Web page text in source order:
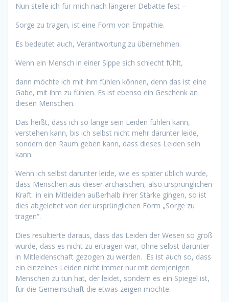
Nun stelle ich für mich nach längerer Debatte fest –
Sorge zu tragen, ist eine Form von Empathie.
Es bedeutet auch, Verantwortung zu übernehmen.
Wenn ein Mensch in einer Sippe sich schlecht fühlt,
dann möchte ich mit ihm fühlen können, denn das ist eine
Gabe, mit ihm zu fühlen. Es ist ebenso ein Geschenk an
diesen Menschen.
Das heißt, dass ich so lange sein Leiden fühlen kann,
verstehen kann, bis ich selbst nicht mehr darunter leide,
sondern den Raum geben kann, dass dieses Leiden sein
kann.
Wenn ich selbst darunter leide, wie es später üblich wurde,
dass Menschen aus dieser archaischen, also ursprünglichen
Kraft in ein Mitleiden außerhalb ihrer Stärke gingen, so ist
dies abgeleitet von der ursprünglichen Form „Sorge zu
tragen“.
Dies resultierte daraus, dass das Leiden der Wesen so groß
wurde, dass es nicht zu ertragen war, ohne selbst darunter
in Mitleidenschaft gezogen zu werden. Es ist auch so, dass
ein einzelnes Leiden nicht immer nur mit demjenigen
Menschen zu tun hat, der leidet, sondern es ein Spiegel ist,
für die Gemeinschaft die etwas zeigen möchte.